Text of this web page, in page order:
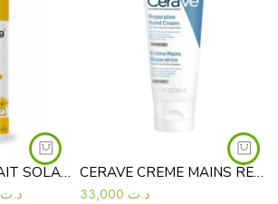
DAYLONG KIDS LAIT SOLAIRE LIPOSOMAL SPF50+ 150ML
د.ت
CERAVE CREME MAINS REPARATRICE 50ML
د.ت